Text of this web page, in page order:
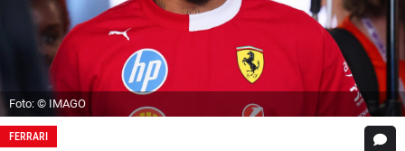
Foto: © IMAGO
FERRARI